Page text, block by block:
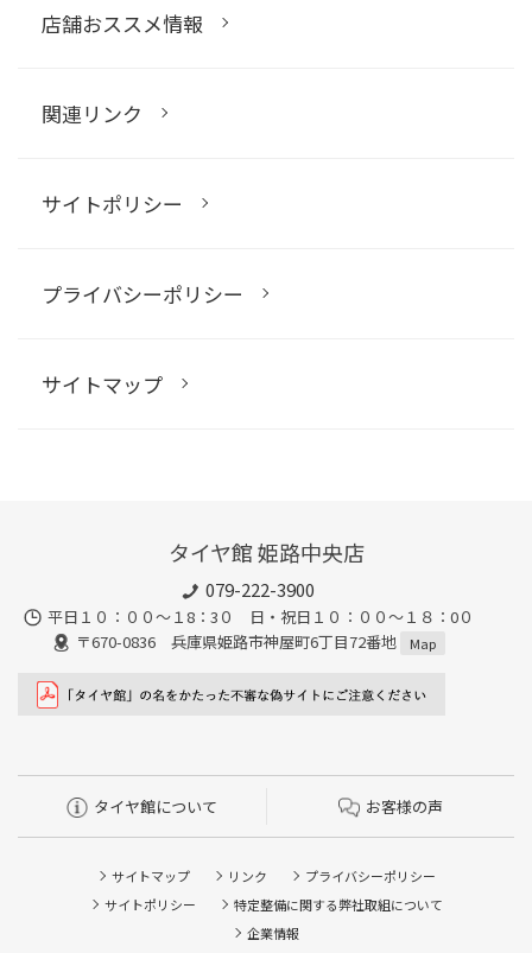
店舗おススメ情報
関連リンク
サイトポリシー
プライバシーポリシー
サイトマップ
タイヤ館 姫路中央店
079-222-3900
平日１０：００～１8：3０ 日・祝日１０：００～１８：0０
〒670-0836 兵庫県姫路市神屋町6丁目72番地
Map
タイヤ館について お客様の声
サイトマップ リンク
プライバシーポリシー
サイトポリシー
特定整備に関する弊社取組について
企業情報